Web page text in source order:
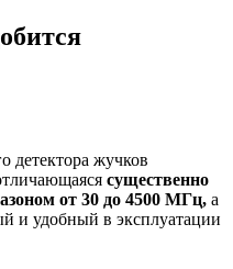
детектора жучков
существенно
от 30 до 4500 МГц, а
и удобный в эксплуатации